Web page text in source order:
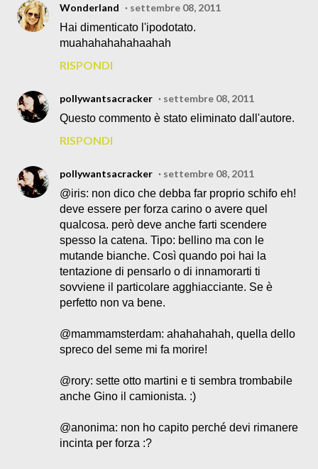
Wonderland
settembre 08, 2011
Hai dimenticato l'ipodotato.
muahahahahahaahah
RISPONDI
pollywantsacracker
settembre 08, 2011
Questo commento è stato eliminato dall'autore.
RISPONDI
pollywantsacracker
settembre 08, 2011
@iris: non dico che debba far proprio schifo eh!
deve essere per forza carino o avere quel
qualcosa. però deve anche farti scendere
spesso la catena. Tipo: bellino ma con le
mutande bianche. Così quando poi hai la
tentazione di pensarlo o di innamorarti ti
sovviene il particolare agghiacciante. Se è
perfetto non va bene.
@mammamsterdam: ahahahahah, quella dello
spreco del seme mi fa morire!
@rory: sette otto martini e ti sembra trombabile
anche Gino il camionista. :)
@anonima: non ho capito perché devi rimanere
incinta per forza :?